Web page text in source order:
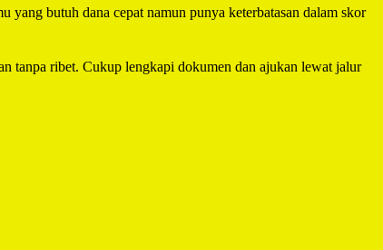
butuh dana cepat namun punya keterbatasan dalam skor
tanpa ribet. Cukup lengkapi dokumen dan ajukan lewat jalur